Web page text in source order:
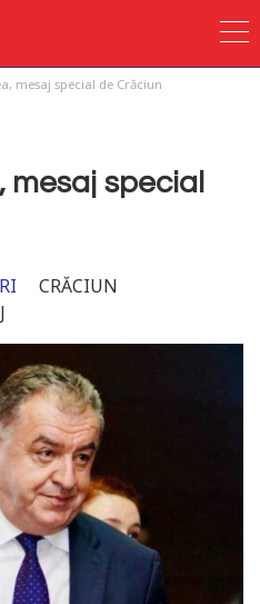
mesaj special de Crăciun
mesaj special
CRĂCIUN